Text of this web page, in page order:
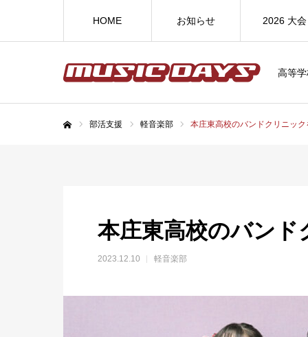
高等
HOME お知らせ 2026 大会
部活支援 軽音楽部 本庄東高校のバンドクリニック
本庄東高校のバン
2023.12.10 軽音楽部